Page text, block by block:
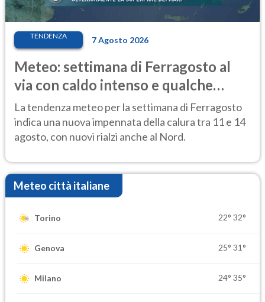
TENDENZA 7 Agosto 2026
Meteo: settimana di Ferragosto al
via con caldo intenso e qualche
temporale
La tendenza meteo per la settimana di Ferragosto
indica una nuova impennata della calura tra 11 e 14
agosto, con nuovi rialzi anche al Nord.
Meteo città italiane
Torino 22° 32°
Genova 25° 31°
Milano 24° 35°